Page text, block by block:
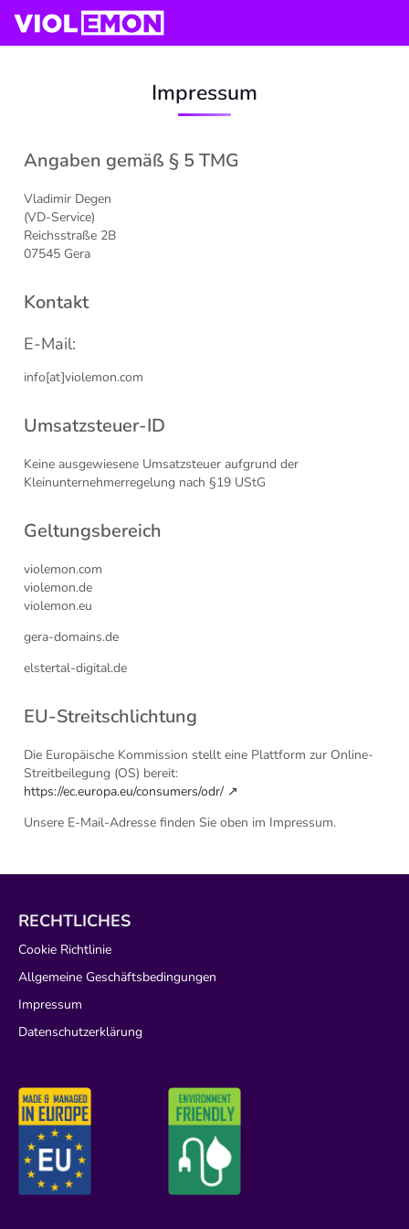
Impressum
Angaben gemäß § 5 TMG
Vladimir Degen
(VD-Service)
Reichsstraße 2B
07545 Gera
Kontakt
E-Mail:
info[at]violemon.com
Umsatzsteuer-ID
Keine ausgewiesene Umsatzsteuer aufgrund der
Kleinunternehmerregelung nach §19 UStG
Geltungsbereich
violemon.com
violemon.de
violemon.eu
gera-domains.de
elstertal-digital.de
EU-Streitschlichtung
Die Europäische Kommission stellt eine Plattform zur Online-
Streitbeilegung (OS) bereit:
https://ec.europa.eu/consumers/odr/
Unsere E-Mail-Adresse finden Sie oben im Impressum.
RECHTLICHES
Cookie Richtlinie
Allgemeine Geschäftsbedingungen
Impressum
Datenschutzerklärung